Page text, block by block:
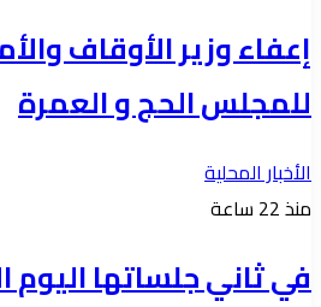
إعفاء وزير الأوقاف
للمجلس الحج و العمرة
الأخبار المحلية
منذ 22 ساعة
في ثاني جلساتها